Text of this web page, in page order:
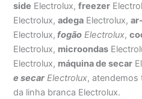
side Electrolux,freezer
Electrolux,adega Electrolux,
Electrolux, fogão Electrolux,
Electrolux, microondas
Electrolux, máquina de secar
e secarElectrolux,
da linha branca Electrolux.